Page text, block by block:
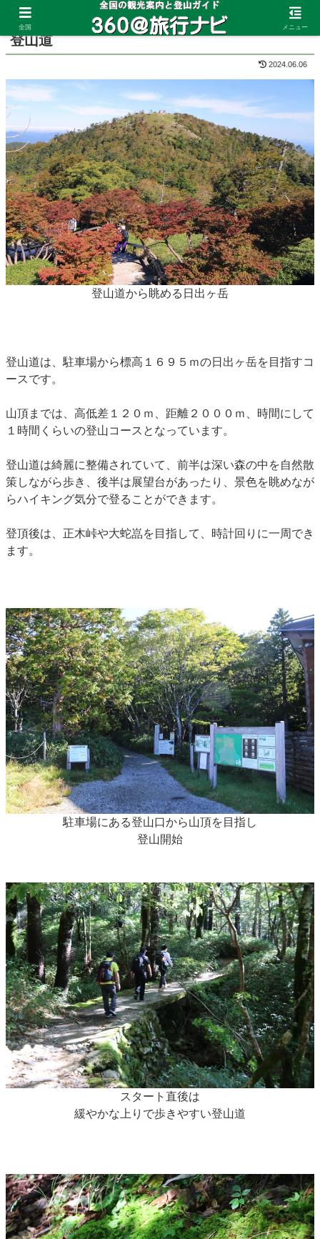
ホーム 奈良県 大台ヶ原
登山道
2024.06.06
登山道から眺める日出ヶ岳
登山道は、駐車場から標高１６９５ｍの日出ヶ岳を目指すコ
ースです。
山頂までは、高低差１２０ｍ、距離２０００ｍ、時間にして
１時間くらいの登山コースとなっています。
登山道は綺麗に整備されていて、前半は深い森の中を自然散
策しながら歩き、後半は展望台があったり、景色を眺めなが
らハイキング気分で登ることができます。
登頂後は、正木峠や大蛇嵓を目指して、時計回りに一周でき
ます。
駐車場にある登山口から山頂を目指し
登山開始
スタート直後は
緩やかな上りで歩きやすい登山道
全国 メニュー